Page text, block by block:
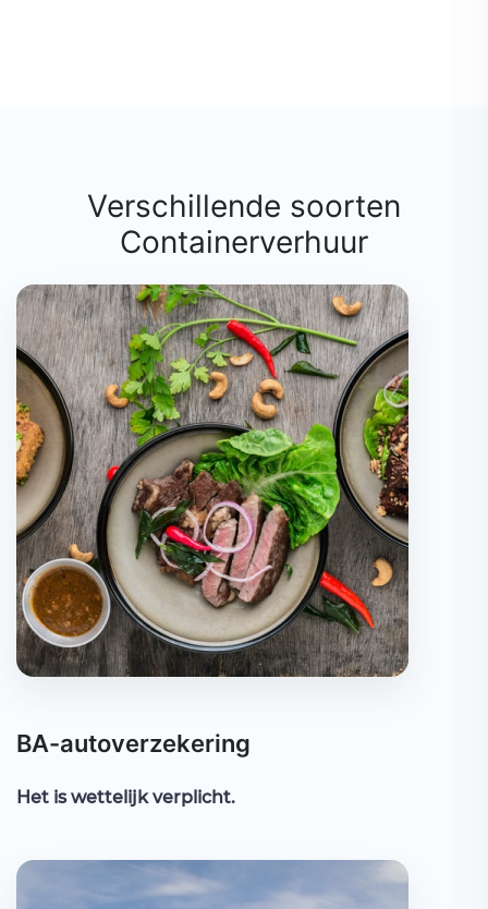
Verschillende soorten
Containerverhuur
BA-autoverzekering
Het is wettelijk verplicht.